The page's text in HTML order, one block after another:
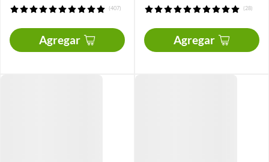
(407)
Agregar
(28)
Agregar